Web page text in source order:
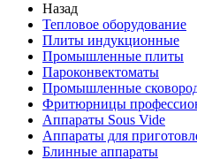
Назад
Тепловое оборудование
Плиты индукционные
Промышленные плиты
Пароконвектоматы
Промышленные
Фритюрницы
Аппараты Sous Vide
Аппараты для
Блинные аппараты